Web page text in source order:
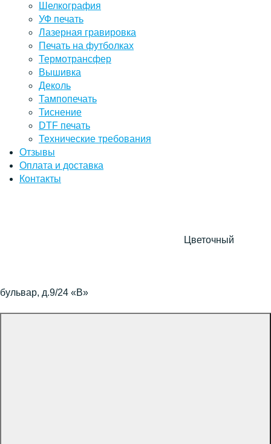
Шелкография
УФ печать
Лазерная гравировка
Печать на футболках
Термотрансфер
Вышивка
Деколь
Тампопечать
Тиснение
DTF печать
Технические требования
Отзывы
Оплата и доставка
Контакты
Цветочный
бульвар, д.9/24 «В»